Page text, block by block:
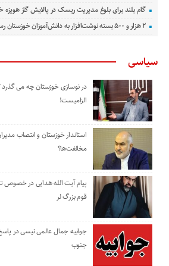
گام بلند برای بلوغ مدیریت ریسک در پالایش گاز هویزه
۲ هزار و ۵۰۰ بسته نوشت‌افزار به دانش‌آموزان خوزستان رسید
سیاسی
در نوسازی خوزستان چه می گذرد
الزامیست!
استاندار خوزستان و انتصاب
مخالفت‌ها؟
پیام آیت الله هدایی در
قوم بزرگ لر
جوابیه جمال عالمی نیسی در
جنوب